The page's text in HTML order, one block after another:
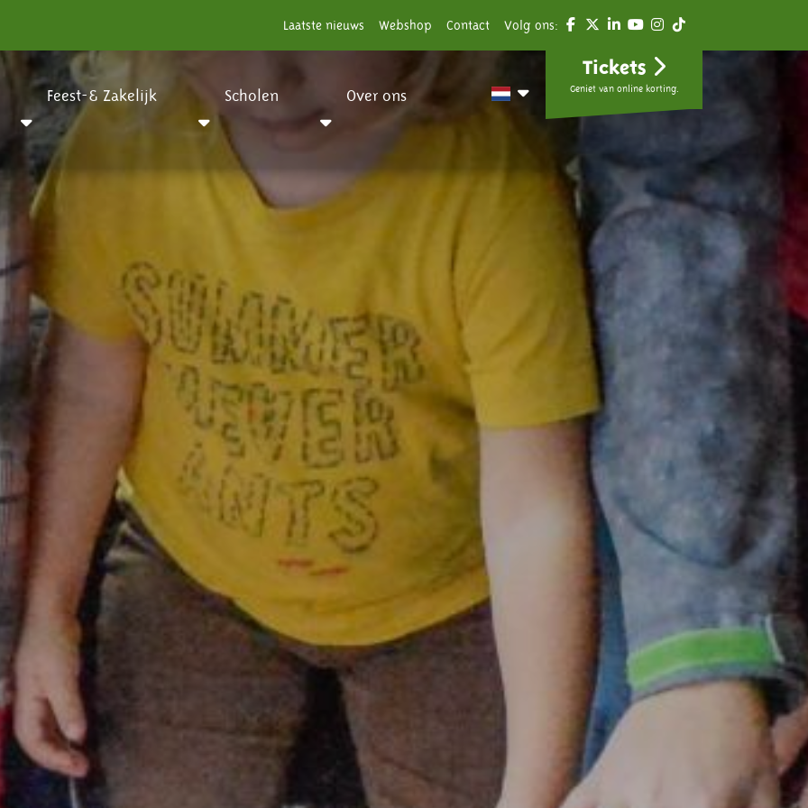
Laatste nieuws Webshop Contact Volg ons:
Feest-& Zakelijk Scholen Over ons
Tickets
Geniet van online korting.